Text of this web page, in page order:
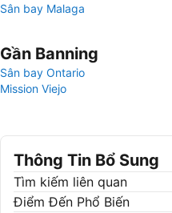
Sân bay Malaga
Gần Banning
Sân bay Ontario
Mission Viejo
Thông Tin Bổ Sung
Tìm kiếm liên quan
Điểm Đến Phổ Biến